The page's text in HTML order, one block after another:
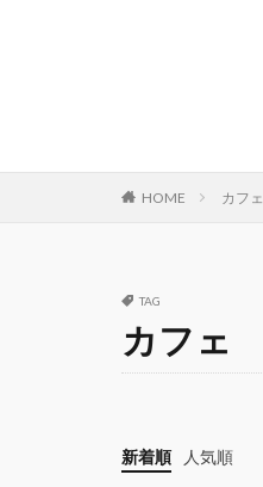
HOME カフェ
TAG
カフェ
新着順 人気順